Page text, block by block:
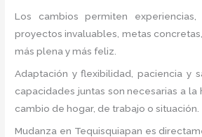
Los cambios permiten experiencias,
proyectos invaluables, metas
más plena y más feliz.
Adaptación y flexibilidad, paciencia y
capacidades juntas son necesarias a la
cambio de hogar, de trabajo o situación.
Mudanza en Tequisquiapan es